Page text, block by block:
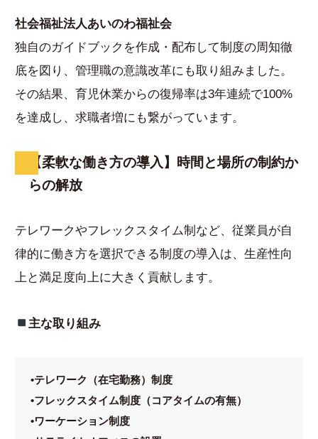
社会福祉法人あいのわ福祉会
独自のガイドブックを作成・配布して制度の周知徹
底を図り、管理職の意識改革にも取り組みました。
その結果、育児休業からの復帰率は3年連続で100%
を達成し、求職者増にも繋がっています。
【柔軟な働き方の導入】時間と場所の制約か
らの解放
テレワークやフレックスタイム制など、従業員が自
律的に働き方を選択できる制度の導入は、生産性向
上と満足度向上に大きく貢献します。
主な取り組み
•テレワーク（在宅勤務）制度
•フレックスタイム制度（コアタイムの有無）
•ワーケーション制度